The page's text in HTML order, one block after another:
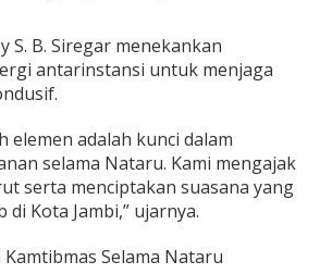
S. B. Siregar menekankan
antarinstansi untuk menjaga
elemen adalah kunci dalam
selama Nataru. Kami mengajak
serta menciptakan suasana yang
Kota Jambi,” ujarnya.
Kamtibmas Selama Nataru